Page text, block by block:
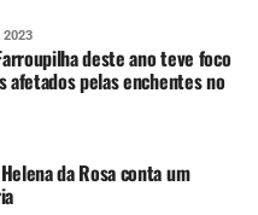
2023
deste ano teve foco
afetados pelas enchentes no
da Rosa conta um